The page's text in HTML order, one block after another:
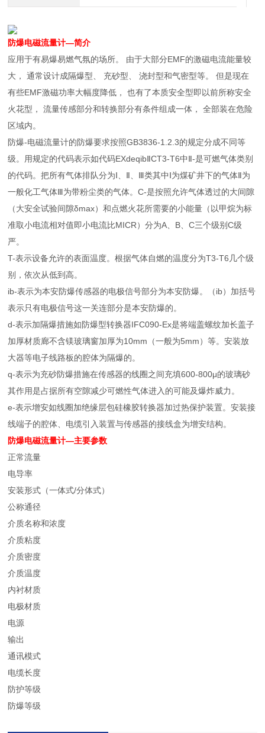
防爆电磁流量计—简介
应用于有易爆易燃气氛的场所。 由于大部分EMF的激磁电流能量较
大， 通常设计成隔爆型、 充砂型、 浇封型和气密型等。 但是现在
有些EMF激磁功率大幅度降低， 也有了本质安全型即以前所称安全
火花型， 流量传感部分和转换部分有条件组成一体， 全部装在危险
区域内。
防爆-电磁流量计的防爆要求按照GB3836-1.2.3的规定分成不同等
级。用规定的代码表示如代码EXdeqibⅡCT3-T6中Ⅱ-是可燃气体类别
的代码。把所有气体排队分为Ⅰ、Ⅱ、Ⅲ类其中Ⅰ为煤矿井下的气体Ⅱ为
一般化工气体Ⅲ为带粉尘类的气体。C-是按照允许气体透过的大间隙
（大安全试验间隙δmax）和点燃火花所需要的小能量（以甲烷为标
准取小电流相对值即小电流比MICR）分为A、B、C三个级别C级
严。
T-表示设备允许的表面温度。根据气体自燃的温度分为T3-T6几个级
别，依次从低到高。
ib-表示为本安防爆传感器的电极信号部分为本安防爆。（ib）加括号
表示只有电极信号这一关连部分是本安防爆的。
d-表示加隔爆措施如防爆型转换器IFC090-Ex是将端盖螺纹加长盖子
加厚材质廊不含镁玻璃窗加厚为10mm（一般为5mm）等。安装放
大器等电子线路板的腔体为隔爆的。
q-表示为充砂防爆措施在传感器的线圈之间充填600-800μ的玻璃砂
其作用是占据所有空隙减少可燃性气体进入的可能及爆炸威力。
e-表示增安如线圈加绝缘层包硅橡胶转换器加过热保护装置。安装接
线端子的腔体、电缆引入装置与传感器的接线盒为增安结构。
防爆电磁流量计—主要参数
正常流量
电导率
安装形式（一体式/分体式）
公称通径
介质名称和浓度
介质粘度
介质密度
介质温度
内衬材质
电极材质
电源
输出
通讯模式
电缆长度
防护等级
防爆等级